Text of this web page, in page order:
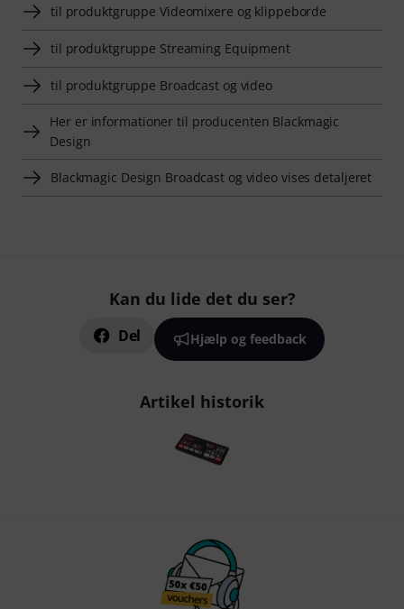
til produktgruppe Videomixere og klippeborde
til produktgruppe Streaming Equipment
til produktgruppe Broadcast og video
Her er informationer til producenten Blackmagic
Design
Blackmagic Design Broadcast og video vises detaljeret
Kan du lide det du ser?
Del Hjælp og feedback
Artikel historik